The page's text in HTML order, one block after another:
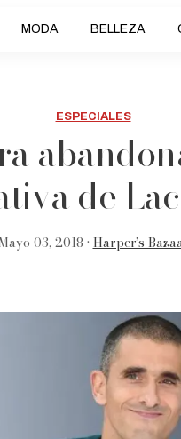
MODA BELLEZA
ESPECIALES
de
03, 2018 • Harper’s